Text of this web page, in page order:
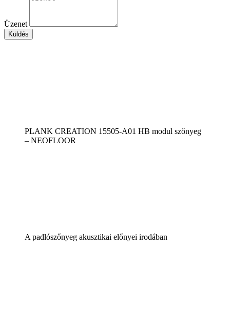
Üzenet
Küldés
PLANK CREATION 15505-A01 HB modul szőnyeg
– NEOFLOOR
A padlószőnyeg akusztikai előnyei irodában